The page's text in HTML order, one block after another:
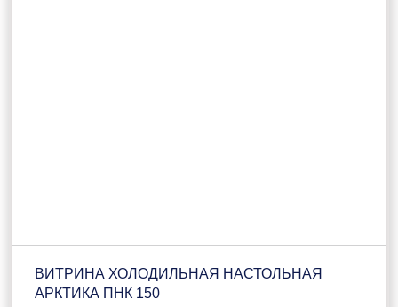
ВИТРИНА ХОЛОДИЛЬНАЯ НАСТОЛЬНАЯ
АРКТИКА ПНК 150